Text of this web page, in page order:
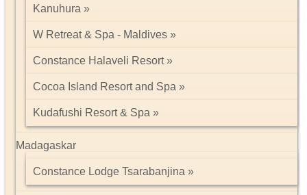
Kanuhura
W Retreat & Spa - Maldives
Constance Halaveli Resort
Cocoa Island Resort and Spa
Kudafushi Resort & Spa
Madagaskar
Constance Lodge Tsarabanjina